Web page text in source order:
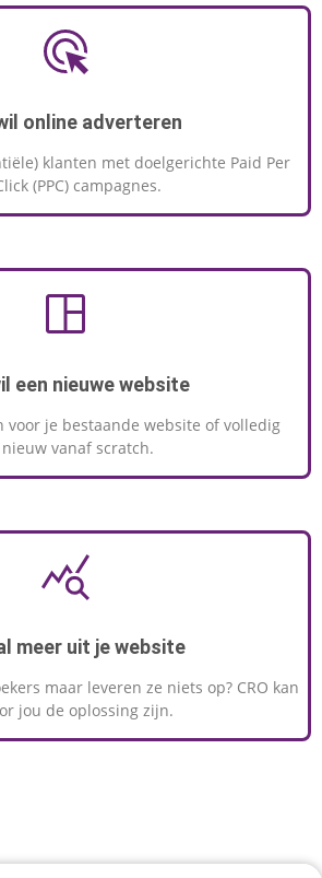
online adverteren
klanten met doelgerichte Paid Per
(PPC) campagnes.
een nieuwe website
voor je bestaande website of volledig
nieuw vanaf scratch.
meer uit je website
maar leveren ze niets op? CRO kan
jou de oplossing zijn.